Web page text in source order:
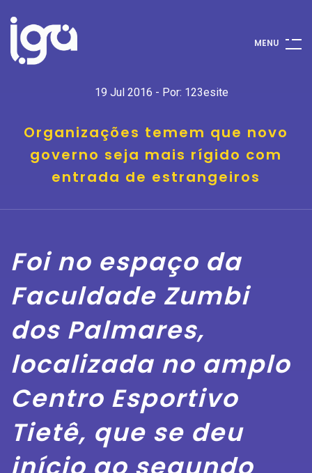
MENU
19 Jul 2016 - Por: 123esite
Organizações temem que novo
governo seja mais rígido com
entrada de estrangeiros
Foi no espaço da
Faculdade Zumbi
dos Palmares,
localizada no amplo
Centro Esportivo
Tietê, que se deu